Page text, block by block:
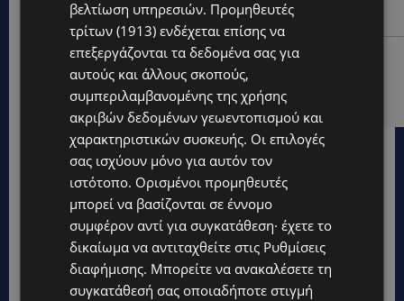
ευθύνη»
VIBE NEWS
ARLA PROTEIN: Συνεχίζει να καινοτομεί με το Arla
Protein Food to Go.
βελτίωση υπηρεσιών. Προμηθευτές
τρίτων (1913) ενδέχεται επίσης να
επεξεργάζονται τα δεδομένα σας για
αυτούς και άλλους σκοπούς,
συμπεριλαμβανομένης της χρήσης
ακριβών δεδομένων γεωεντοπισμού και
χαρακτηριστικών συσκευής. Οι επιλογές
σας ισχύουν μόνο για αυτόν τον
ιστότοπο. Ορισμένοι προμηθευτές
μπορεί να βασίζονται σε έννομο
συμφέρον αντί για συγκατάθεση· έχετε το
δικαίωμα να αντιταχθείτε στις Ρυθμίσεις
διαφήμισης. Μπορείτε να ανακαλέσετε τη
συγκατάθεσή σας οποιαδήποτε στιγμή